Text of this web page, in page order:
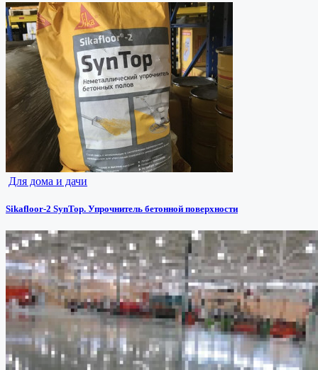
Для дома и дачи
Sikafloor-2 SynTop. Упрочнитель бетонной поверхности